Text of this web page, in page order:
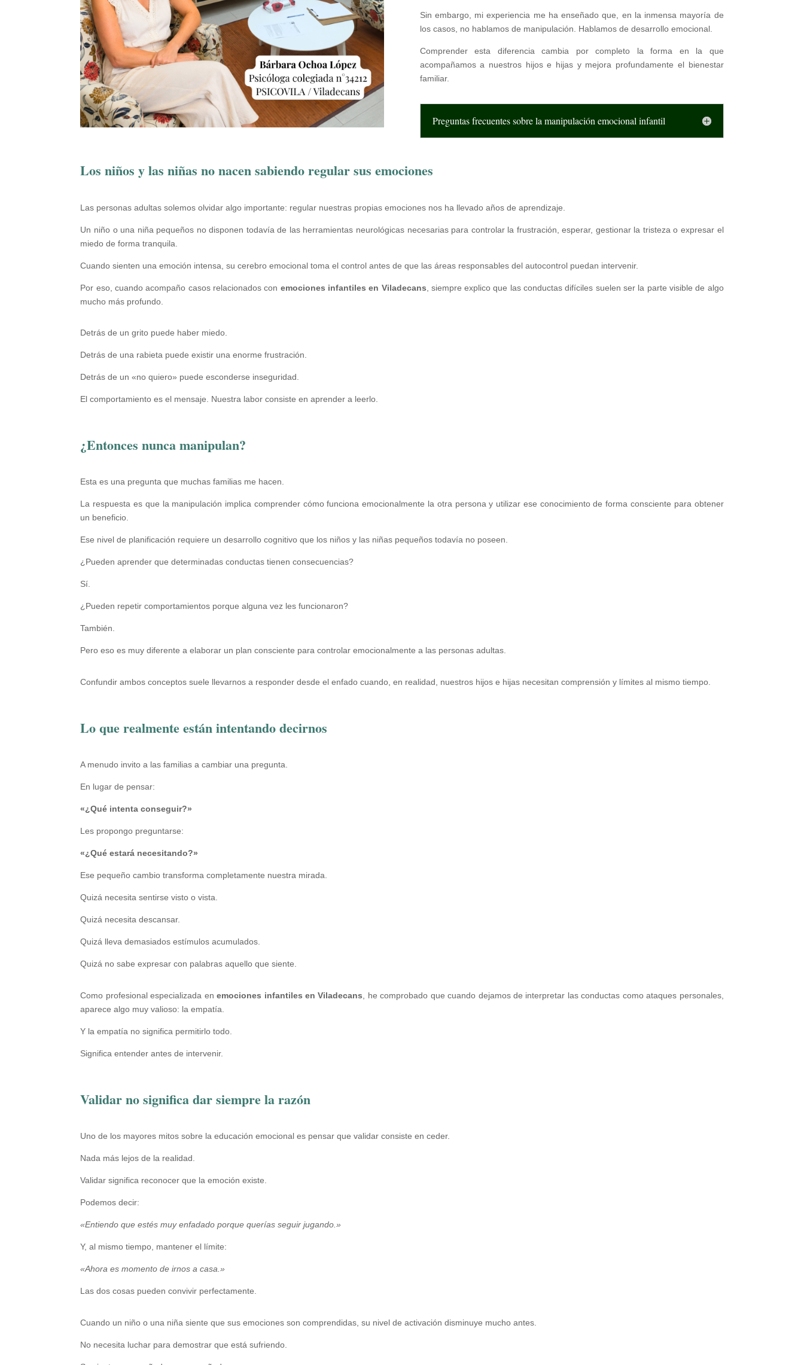
Sin embargo, mi experiencia me ha enseñado que, en la inmensa mayoría de
los casos, no hablamos de manipulación. Hablamos de desarrollo emocional.
Comprender esta diferencia cambia por completo la forma en la que
acompañamos a nuestros hijos e hijas y mejora profundamente el bienestar
familiar.
Preguntas frecuentes sobre la manipulación emocional infantil
Los niños y las niñas no nacen sabiendo regular sus emociones
Las personas adultas solemos olvidar algo importante: regular nuestras propias emociones nos ha llevado años de aprendizaje.
Un niño o una niña pequeños no disponen todavía de las herramientas neurológicas necesarias para controlar la frustración, esperar, gestionar la tristeza o expresar el
miedo de forma tranquila.
Cuando sienten una emoción intensa, su cerebro emocional toma el control antes de que las áreas responsables del autocontrol puedan intervenir.
Por eso, cuando acompaño casos relacionados con emociones infantiles en Viladecans , siempre explico que las conductas difíciles suelen ser la parte visible de algo
mucho más profundo.
Detrás de un grito puede haber miedo.
Detrás de una rabieta puede existir una enorme frustración.
Detrás de un «no quiero» puede esconderse inseguridad.
El comportamiento es el mensaje. Nuestra labor consiste en aprender a leerlo.
¿Entonces nunca manipulan?
Esta es una pregunta que muchas familias me hacen.
La respuesta es que la manipulación implica comprender cómo funciona emocionalmente la otra persona y utilizar ese conocimiento de forma consciente para obtener
un beneficio.
Ese nivel de planificación requiere un desarrollo cognitivo que los niños y las niñas pequeños todavía no poseen.
¿Pueden aprender que determinadas conductas tienen consecuencias?
Sí.
¿Pueden repetir comportamientos porque alguna vez les funcionaron?
También.
Pero eso es muy diferente a elaborar un plan consciente para controlar emocionalmente a las personas adultas.
Confundir ambos conceptos suele llevarnos a responder desde el enfado cuando, en realidad, nuestros hijos e hijas necesitan comprensión y límites al mismo tiempo.
Lo que realmente están intentando decirnos
A menudo invito a las familias a cambiar una pregunta.
En lugar de pensar:
«¿Qué intenta conseguir?»
Les propongo preguntarse:
«¿Qué estará necesitando?»
Ese pequeño cambio transforma completamente nuestra mirada.
Quizá necesita sentirse visto o vista.
Quizá necesita descansar.
Quizá lleva demasiados estímulos acumulados.
Quizá no sabe expresar con palabras aquello que siente.
Como profesional especializada enemociones infantiles en Viladecans , he comprobado que cuando dejamos de interpretar las conductas como ataques personales,
aparece algo muy valioso: la empatía.
Y la empatía no significa permitirlo todo.
Significa entender antes de intervenir.
Validar no significa dar siempre la razón
Uno de los mayores mitos sobre la educación emocional es pensar que validar consiste en ceder.
Nada más lejos de la realidad.
Validar significa reconocer que la emoción existe.
Podemos decir:
«Entiendo que estés muy enfadado porque querías seguir jugando.»
Y, al mismo tiempo, mantener el límite:
«Ahora es momento de irnos a casa.»
Las dos cosas pueden convivir perfectamente.
Cuando un niño o una niña siente que sus emociones son comprendidas, su nivel de activación disminuye mucho antes.
No necesita luchar para demostrar que está sufriendo.